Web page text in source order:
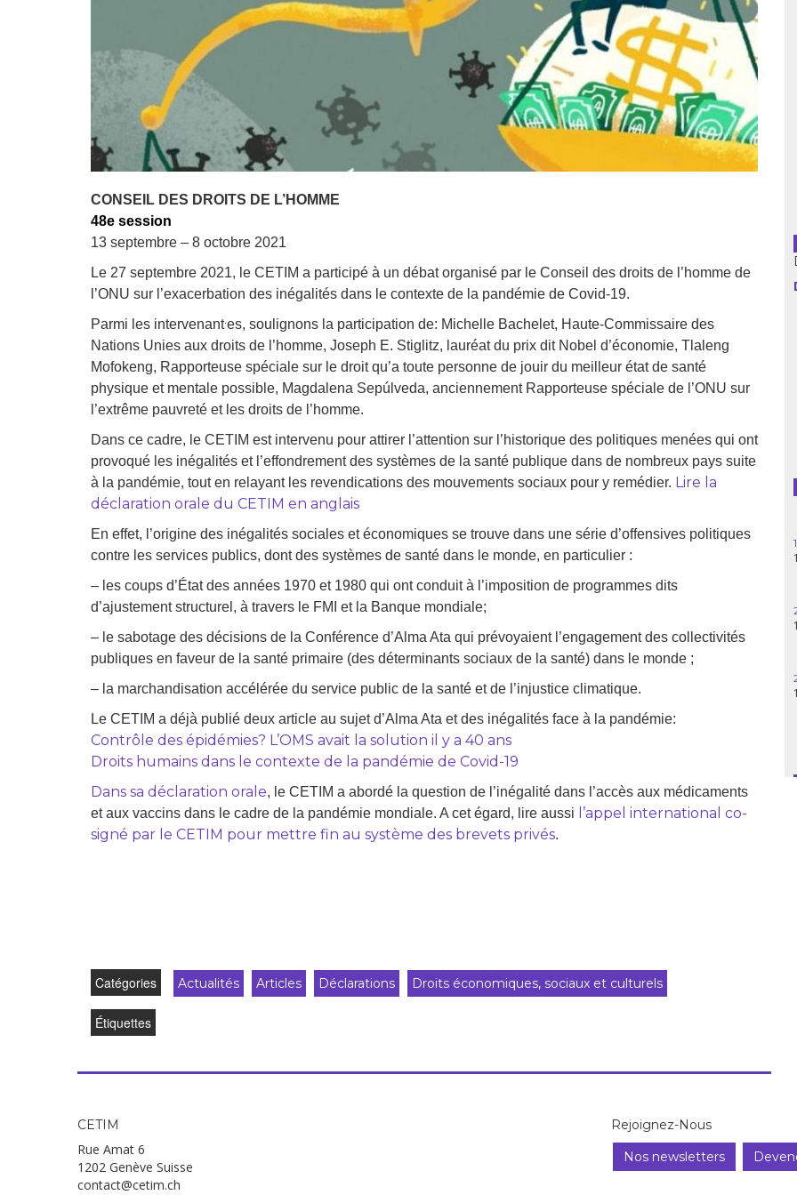
Droit au
développement
Argentine
Bolivie
Equateur
Espagne
France
Haïti
Nigeria
Palestine
Syrie
Venezuela
Déclarations à l’ONU
Conférences
disposition
Cahiers critiques
Diffusion librairies
CONSEIL DES DROITS DE L’HOMME
48e session
13 septembre – 8 octobre 2021
Le 27 septembre 2021, le CETIM a participé à un débat organisé par le Conseil des droits de l’homme de
l’ONU sur l’exacerbation des inégalités dans le contexte de la pandémie de Covid-19.
Parmi les intervenant.es, soulignons la participation de: Michelle Bachelet, Haute‑Commissaire des
Nations Unies aux droits de l’homme, Joseph E. Stiglitz, lauréat du prix dit Nobel d’économie, Tlaleng
Mofokeng, Rapporteuse spéciale sur le droit qu’a toute personne de jouir du meilleur état de santé
physique et mentale possible, Magdalena Sepúlveda, anciennement Rapporteuse spéciale de l’ONU sur
l’extrême pauvreté et les droits de l’homme.
Dans ce cadre, le CETIM est intervenu pour attirer l’attention sur l’historique des politiques menées qui ont
provoqué les inégalités et l’effondrement des systèmes de la santé publique dans de nombreux pays suite
à la pandémie, tout en relayant les revendications des mouvements sociaux pour y remédier. Lire la
déclaration orale du CETIM en anglais
En effet, l’origine des inégalités sociales et économiques se trouve dans une série d’offensives politiques
contre les services publics, dont des systèmes de santé dans le monde, en particulier :
– les coups d’État des années 1970 et 1980 qui ont conduit à l’imposition de programmes dits
d’ajustement structurel, à travers le FMI et la Banque mondiale;
– le sabotage des décisions de la Conférence d’Alma Ata qui prévoyaient l’engagement des collectivités
publiques en faveur de la santé primaire (des déterminants sociaux de la santé) dans le monde ;
– la marchandisation accélérée du service public de la santé et de l’injustice climatique.
Le CETIM a déjà publié deux article au sujet d’Alma Ata et des inégalités face à la pandémie:
Contrôle des épidémies? L’OMS avait la solution il y a 40 ans
Droits humains dans le contexte de la pandémie de Covid-19
Dans sa déclaration orale, le CETIM a abordé la question de l’inégalité dans l’accès aux médicaments
et aux vaccins dans le cadre de la pandémie mondiale. A cet égard, lire aussi
l’appel international co-
signé par le CETIM pour mettre fin au système des brevets privés.
Catégories Actualités Articles Déclarations Droits économiques, sociaux et culturels
Étiquettes
CETIM
Rue Amat 6
1202 Genève Suisse
contact@cetim.ch
Rejoignez-Nous
Nos newsletters